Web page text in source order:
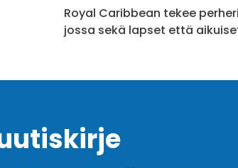
Royal Caribbean tekee
jossa sekä lapset että